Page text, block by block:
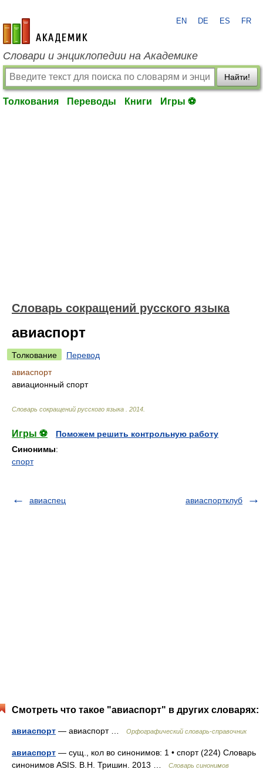
academic.ru
EN DE ES FR
Словари и энциклопедии на Академике
Найти!
Толкования Переводы Книги Игры ⚽
Словарь сокращений русского языка
авиаспорт
Толкование
Перевод
авиаспорт
авиационный спорт
Словарь сокращений русского языка 2014
Игры ⚽
Поможем решить контрольную работу
Синонимы:
спорт
авиаспец авиаспортклуб
Смотреть что такое "авиаспорт" в других словарях:
авиаспорт — авиаспорт … Орфографический словарь-справочник
авиаспорт — сущ., кол во синонимов: 1 • спорт (224) Словарь
синонимов ASIS. В.Н. Тришин. 2013 …
Словарь синонимов